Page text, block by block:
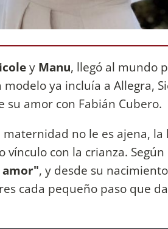
y Manu, llegó al mundo
ya incluía a Allegra,
amor con Fabián Cubero.
no le es ajena,
vínculo con la crianza.
amor", y desde su
cada pequeño paso que